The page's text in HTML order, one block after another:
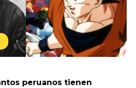
peruanos tienen